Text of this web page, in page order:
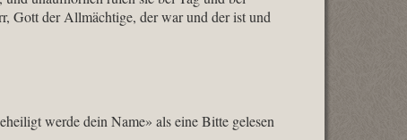
Gott der Allmächtige, der war und der ist und
werde dein Name» als eine Bitte gelesen